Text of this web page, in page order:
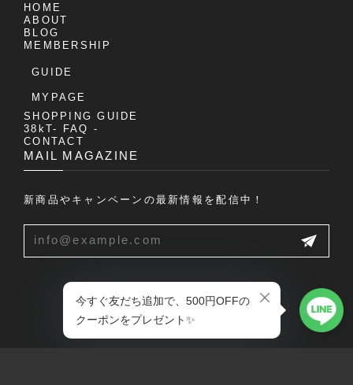
HOME
ABOUT
BLOG
MEMBERSHIP
GUIDE
MYPAGE
SHOPPING GUIDE
38kT- FAQ -
CONTACT
MAIL MAGAZINE
新商品やキャンペーンの最新情報を配信中！